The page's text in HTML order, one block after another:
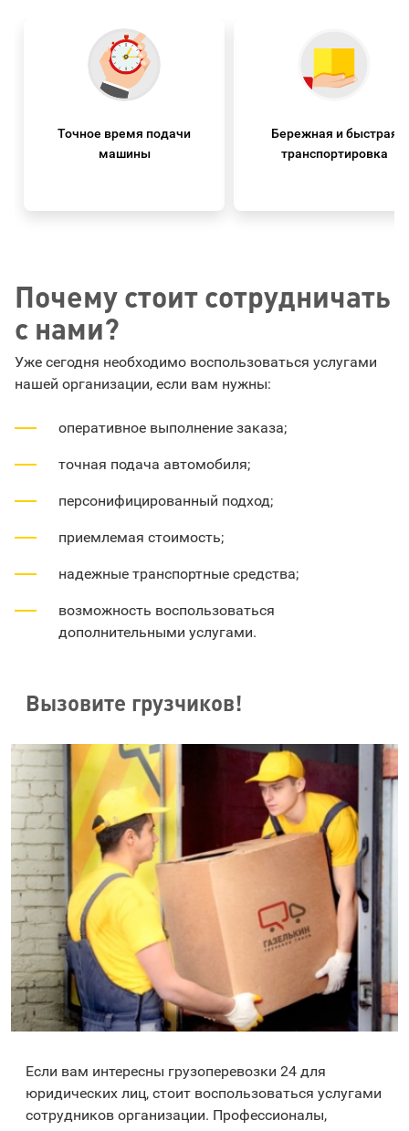
как правило, специализированные компании.
Точное время подачи
машины
Бережная и быстрая
транспортировка
Почему стоит сотрудничать
с нами?
Уже сегодня необходимо воспользоваться услугами
нашей организации, если вам нужны:
оперативное выполнение заказа;
точная подача автомобиля;
персонифицированный подход;
приемлемая стоимость;
надежные транспортные средства;
возможность воспользоваться
дополнительными услугами.
Вызовите грузчиков!
Если вам интересны грузоперевозки 24 для
юридических лиц, стоит воспользоваться услугами
сотрудников организации. Профессионалы,